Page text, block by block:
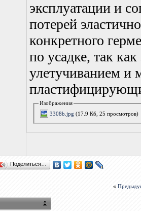
эксплуатации и
потерей
конкретного
по усадке, так
улетучиванием и
Изображения
3308b.jpg (17.9 Кб, 25 просмотров)
Поделиться…
«